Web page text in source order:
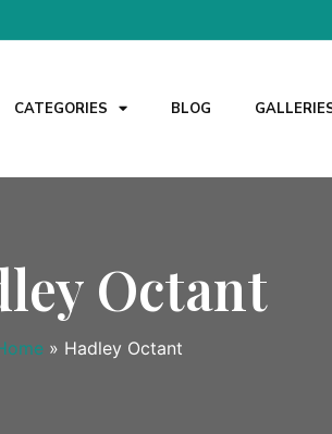
CATEGORIES BLOG
Octant
» Hadley Octant